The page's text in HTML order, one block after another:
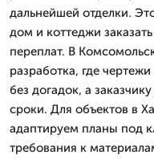
дальнейшей отделки.
дом и коттеджи
переплат. В
разработка, где
без догадок, а
сроки. Для объектов в
адаптируем планы под
требования к